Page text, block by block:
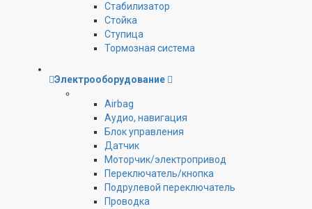
Стабилизатор
Стойка
Ступица
Тормозная система
Электрооборудование
Airbag
Аудио, навигация
Блок управления
Датчик
Моторчик/электропривод
Переключатель/кнопка
Подрулевой переключатель
Проводка